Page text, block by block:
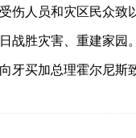
伤人员和灾区民众
战胜灾害、重建家园。
牙买加总理霍尔尼斯